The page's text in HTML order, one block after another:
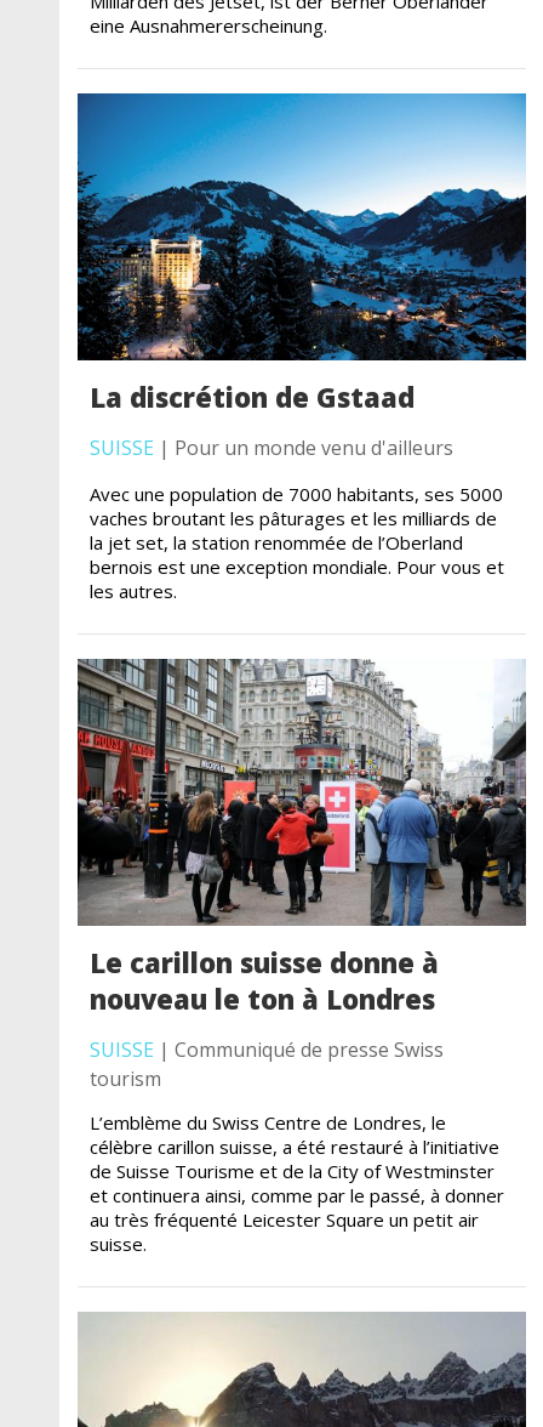
eine Ausnahmererscheinung.
La discrétion de Gstaad
SUISSE | Pour un monde venu d'ailleurs
Avec une population de 7000 habitants, ses 5000
vaches broutant les pâturages et les milliards de
la jet set, la station renommée de l’Oberland
bernois est une exception mondiale. Pour vous et
les autres.
Le carillon suisse donne à
nouveau le ton à Londres
SUISSE | Communiqué de presse Swiss
tourism
L’emblème du Swiss Centre de Londres, le
célèbre carillon suisse, a été restauré à l’initiative
de Suisse Tourisme et de la City of Westminster
et continuera ainsi, comme par le passé, à donner
au très fréquenté Leicester Square un petit air
suisse.